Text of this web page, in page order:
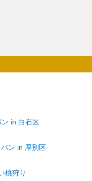
in 白石区
ン in 厚別区
桃狩り